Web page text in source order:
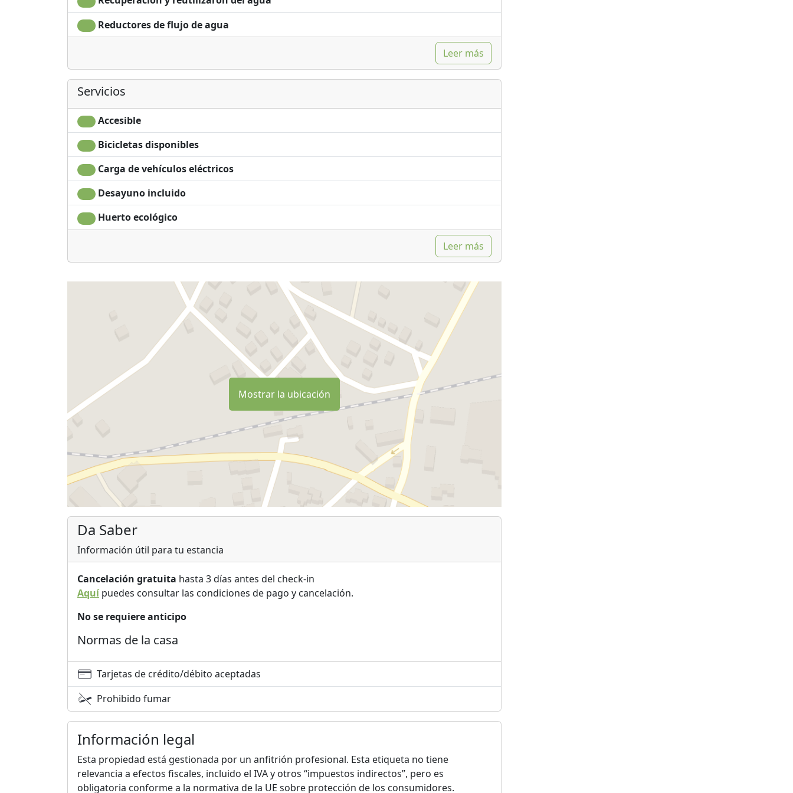
Reductores de flujo de agua
Leer más
Servicios
Accesible
Bicicletas disponibles
Carga de vehículos eléctricos
Desayuno incluido
Huerto ecológico
Leer más
Mostrar la ubicación
Da Saber
Información útil para tu estancia
Cancelación gratuita hasta 3 días antes del check-in
Aquípuedes consultar las condiciones de pago y cancelación.
No se requiere anticipo
Normas de la casa
Tarjetas de crédito/débito aceptadas
Prohibido fumar
Información legal
Esta propiedad está gestionada por un anfitrión profesional. Esta etiqueta no tiene
relevancia a efectos fiscales, incluido el IVA y otros “impuestos indirectos”, pero es
obligatoria conforme a la normativa de la UE sobre protección de los consumidores.